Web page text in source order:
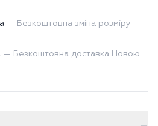
— Безкоштовна зміна розміру
— Безкоштовна доставка Новою